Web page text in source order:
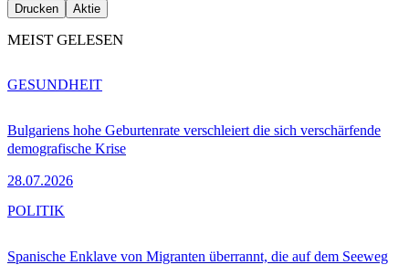
Drucken Aktie
MEIST GELESEN
Bulgariens hohe Geburtenrate verschleiert die sich verschärfende
demografische Krise
28.07.2026
GESUNDHEIT
Spanische Enklave von Migranten überrannt, die auf dem Seeweg
POLITIK